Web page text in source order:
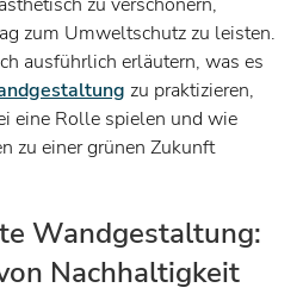
zum Umweltschutz zu leisten.
ausführlich erläutern, was es
zu praktizieren,
eine Rolle spielen und wie
zu einer grünen Zukunft
Wandgestaltung:
Nachhaltigkeit